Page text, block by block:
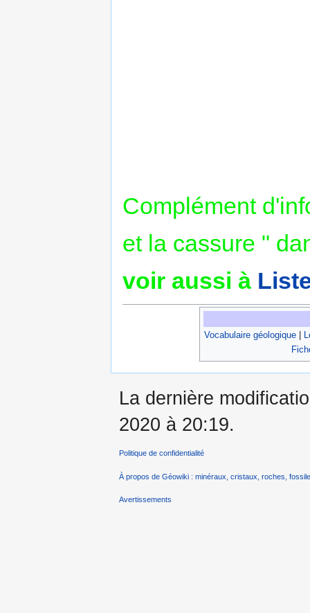
Complément
et la cassure "
voir aussi à
Vocabulaire géologique|
La dernière
2020 à 20:19.
Politique de confidentialité
À propos de Géowiki : minéraux, cristaux, roches,
Avertissements